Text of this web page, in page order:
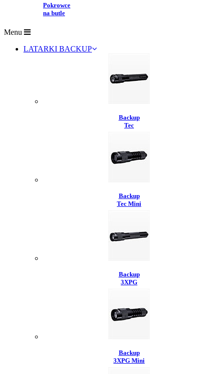
Pokrowce
na butle
Menu
LATARKI BACKUP
Backup
Tec
Backup
Tec Mini
Backup
3XPG
Backup
3XPG Mini